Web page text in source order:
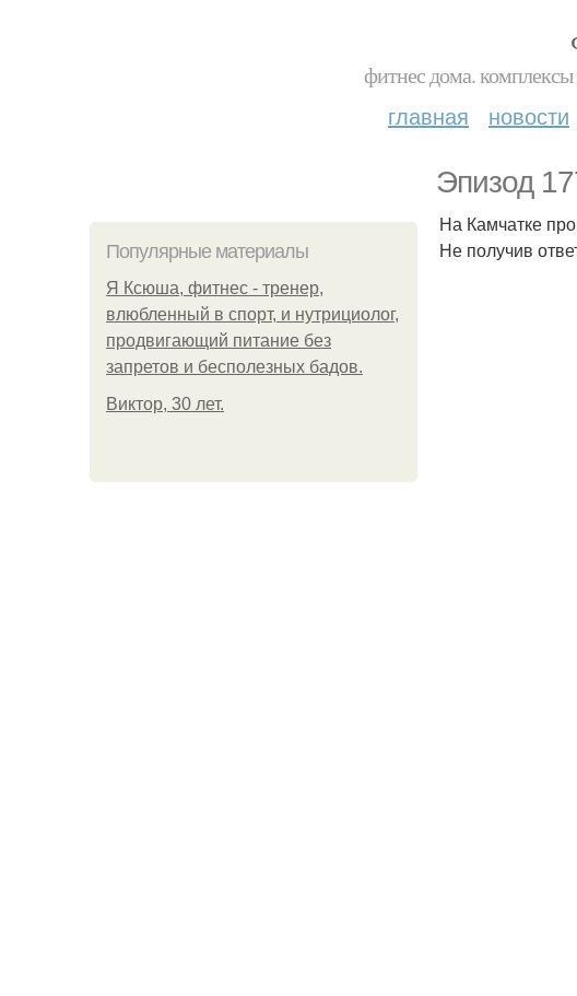
фитнес дома.
главная новости
Эпизод
Популярные материалы
Я Ксюша, фитнес - тренер,
влюбленный в спорт, и нутрициолог,
продвигающий питание без
запретов и бесполезных бадов.
Виктор, 30 лет.
На Камчатке
Не получив